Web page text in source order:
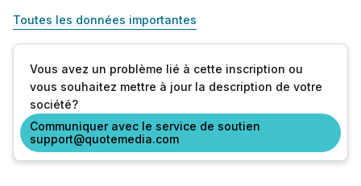
Toutes les données importantes
Vous avez un problème lié à cette inscription ou
vous souhaitez mettre à jour la description de votre
société?
Communiquer avec le service de soutien
support@quotemedia.com